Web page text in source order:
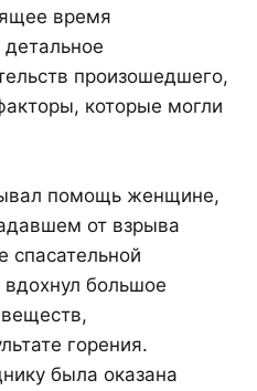
время
произошедшего,
которые могли
помощь женщине,
от взрыва
спасательной
большое
горения.
была оказана